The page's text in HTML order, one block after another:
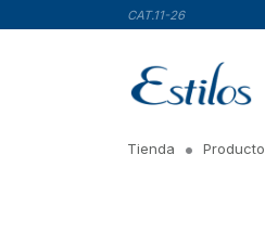
CAT.11-26
Tienda Producto